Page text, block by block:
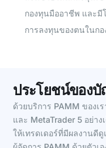
กองทุนมืออาชีพ และ
การลงทุนของตนในก
ประโยชน์ของ
ด้วยบริการ PAMM ของเ
และ MetaTrader 5 อย่า
ให้เทรดเดอร์ที่มีผลงานดี